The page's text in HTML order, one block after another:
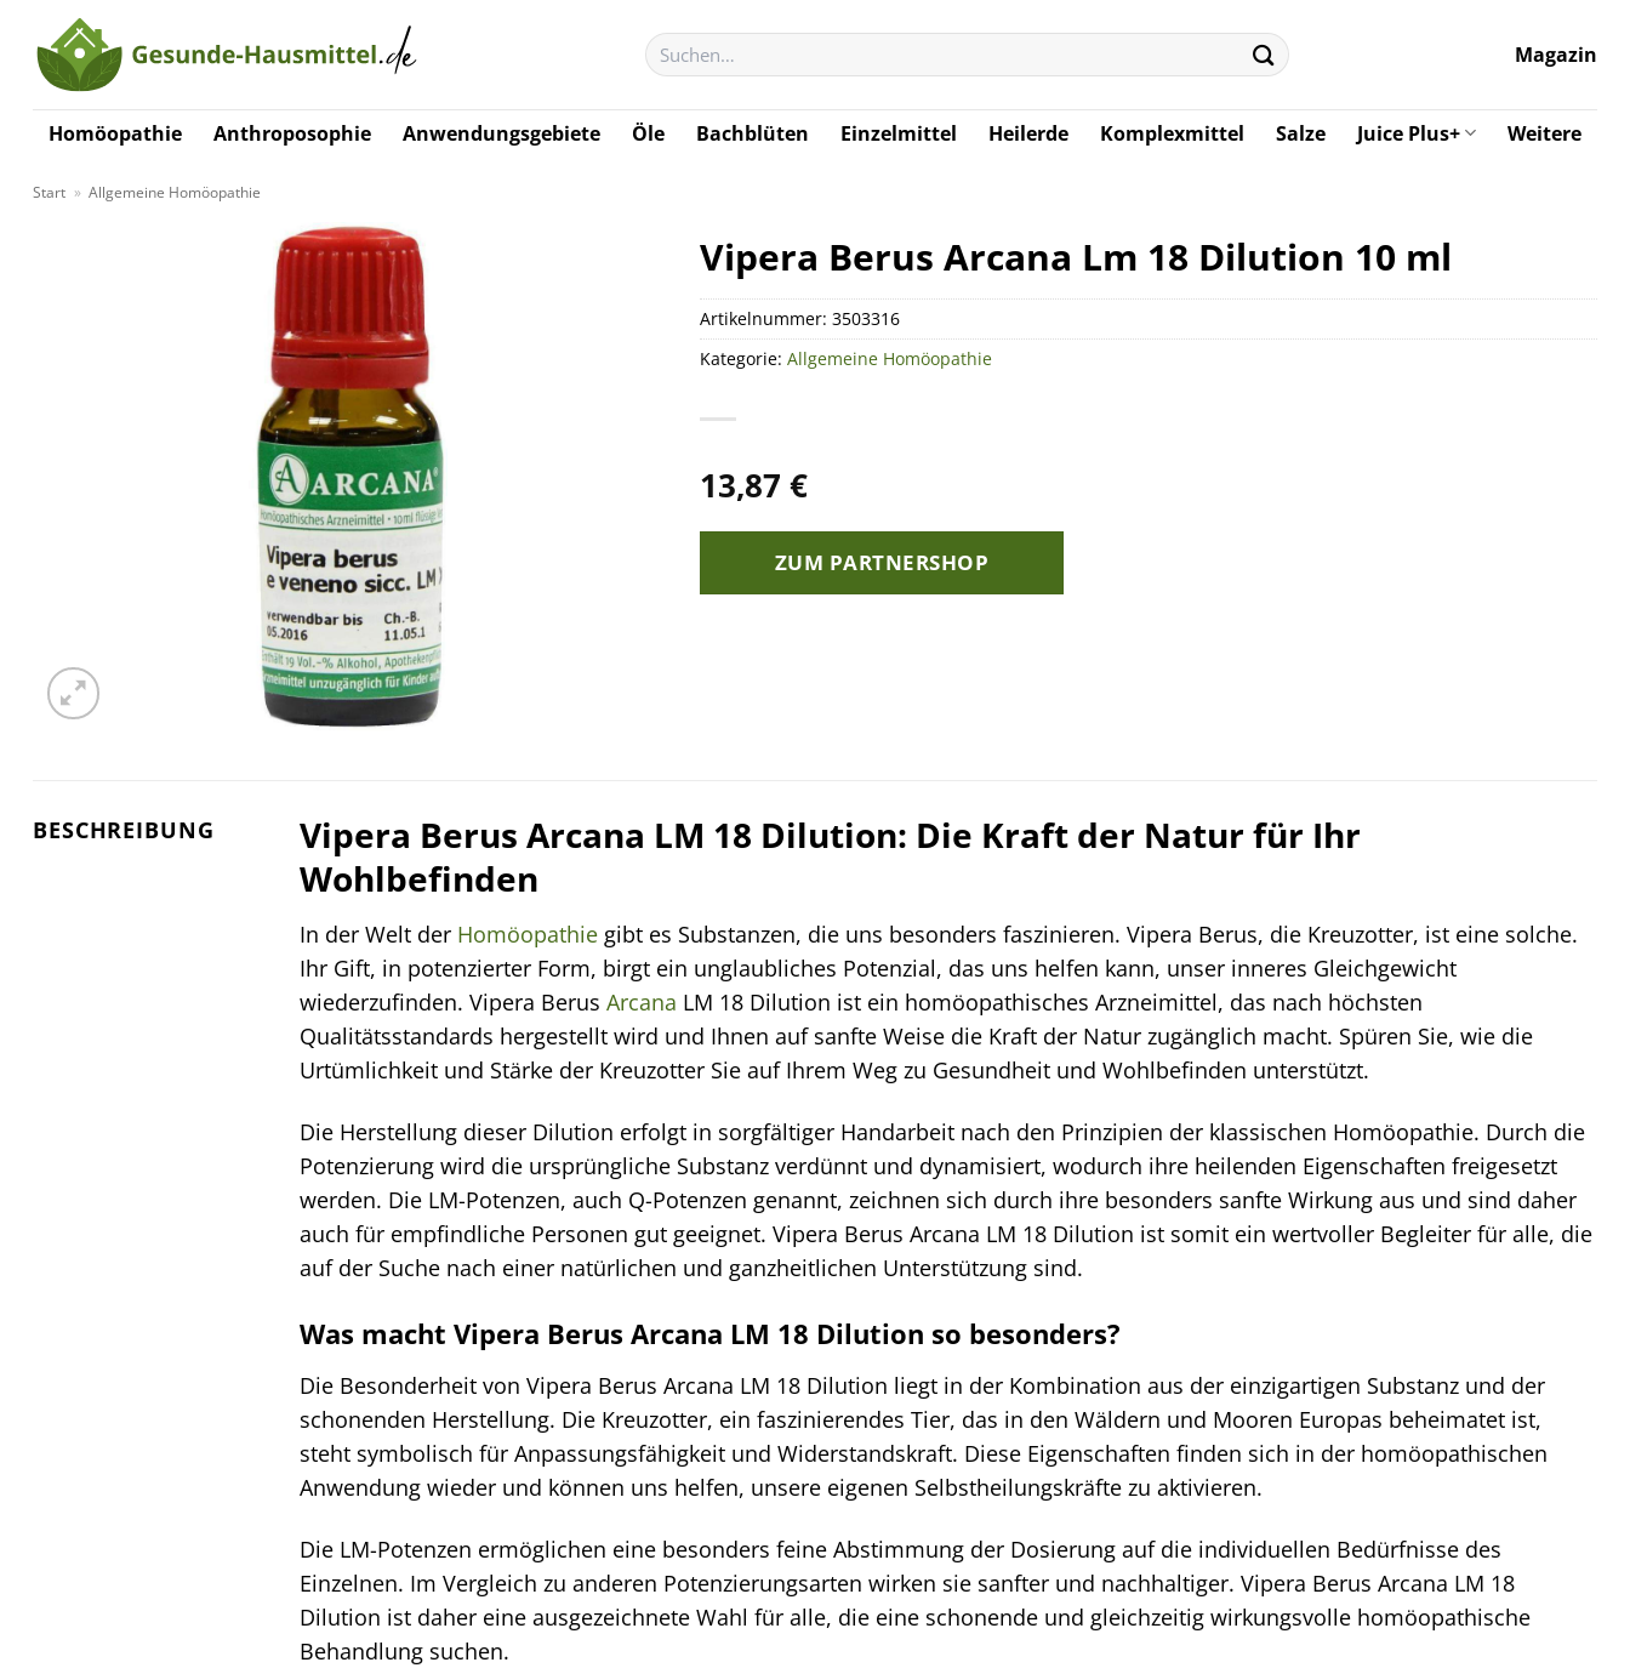
Inhalt
springen
Suchen
nach:
Magazin
Homöopathie Anthroposophie Anwendungsgebiete Öle Bachblüten Einzelmittel Heilerde Komplexmittel Salze Juice Plus+ Weitere
Start » Allgemeine Homöopathie
Vipera Berus Arcana Lm 18 Dilution 10 ml
13,87 €
ZUM PARTNERSHOP
Artikelnummer: 3503316
Kategorie: Allgemeine Homöopathie
BESCHREIBUNG
Vipera Berus Arcana LM 18 Dilution: Die Kraft der Natur für Ihr
Wohlbefinden
In der Welt der Homöopathie gibt es Substanzen, die uns besonders faszinieren. Vipera Berus, die Kreuzotter, ist eine solche.
Ihr Gift, in potenzierter Form, birgt ein unglaubliches Potenzial, das uns helfen kann, unser inneres Gleichgewicht
wiederzufinden. Vipera Berus Arcana LM 18 Dilution ist ein homöopathisches Arzneimittel, das nach höchsten
Qualitätsstandards hergestellt wird und Ihnen auf sanfte Weise die Kraft der Natur zugänglich macht. Spüren Sie, wie die
Urtümlichkeit und Stärke der Kreuzotter Sie auf Ihrem Weg zu Gesundheit und Wohlbefinden unterstützt.
Die Herstellung dieser Dilution erfolgt in sorgfältiger Handarbeit nach den Prinzipien der klassischen Homöopathie. Durch die
Potenzierung wird die ursprüngliche Substanz verdünnt und dynamisiert, wodurch ihre heilenden Eigenschaften freigesetzt
werden. Die LM-Potenzen, auch Q-Potenzen genannt, zeichnen sich durch ihre besonders sanfte Wirkung aus und sind daher
auch für empfindliche Personen gut geeignet. Vipera Berus Arcana LM 18 Dilution ist somit ein wertvoller Begleiter für alle, die
auf der Suche nach einer natürlichen und ganzheitlichen Unterstützung sind.
Was macht Vipera Berus Arcana LM 18 Dilution so besonders?
Die Besonderheit von Vipera Berus Arcana LM 18 Dilution liegt in der Kombination aus der einzigartigen Substanz und der
schonenden Herstellung. Die Kreuzotter, ein faszinierendes Tier, das in den Wäldern und Mooren Europas beheimatet ist,
steht symbolisch für Anpassungsfähigkeit und Widerstandskraft. Diese Eigenschaften finden sich in der homöopathischen
Anwendung wieder und können uns helfen, unsere eigenen Selbstheilungskräfte zu aktivieren.
Die LM-Potenzen ermöglichen eine besonders feine Abstimmung der Dosierung auf die individuellen Bedürfnisse des
Einzelnen. Im Vergleich zu anderen Potenzierungsarten wirken sie sanfter und nachhaltiger. Vipera Berus Arcana LM 18
Dilution ist daher eine ausgezeichnete Wahl für alle, die eine schonende und gleichzeitig wirkungsvolle homöopathische
Behandlung suchen.